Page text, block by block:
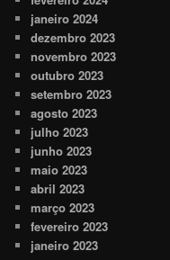
janeiro 2024
dezembro 2023
novembro 2023
outubro 2023
setembro 2023
agosto 2023
julho 2023
junho 2023
maio 2023
abril 2023
março 2023
fevereiro 2023
janeiro 2023